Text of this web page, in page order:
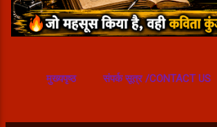
मुख्यपृष्ठ संपर्क सूत्र /CONTACT US